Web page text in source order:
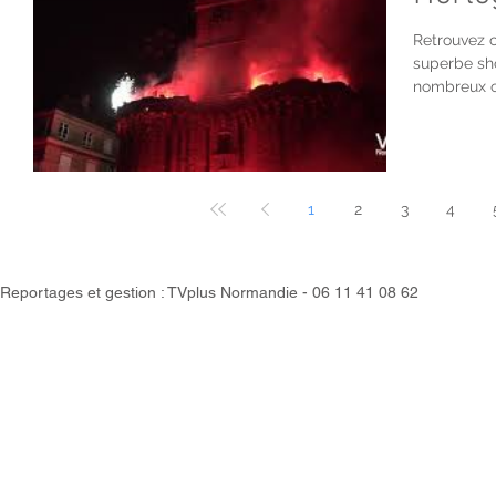
Retrouvez
superbe
nombreux
1 2 3 4
Reportages et gestion : TVplus Normandie - 06 11 41 08 62